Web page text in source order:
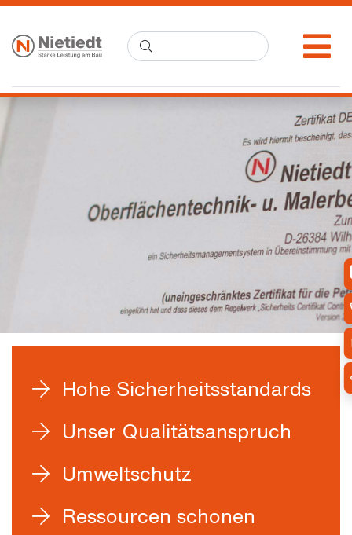
Hohe Sicherheitsstandards
Unser Qualitätsanspruch
Umweltschutz
Ressourcen schonen